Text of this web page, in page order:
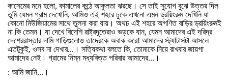
কাসেমের মনে হলো, কামালের কন্ঠে আকুলতা ঝরছে। সে তাই সুযোগ বুঝে উত্তর দিল
তুমি যেমন গ্রাম দেখোনি, আমিও এই শহরে ঢুকে এখনো এমন ড্রয়িংরুম দেখিনি যা
কোনো মিউজিয়ামের সাথে তুলনা করা যায়। অথচ এই শহরে অগণিত বাড়ির ড্রয়িংরুমই
না কি তেমন। যা দেখে বিদেশি রাষ্ট্রদূতেরাও ভড়কে যান, যেমন আমাদের এই দরিদ্র
দেশেররাস্তার দামি গাড়িগুলোও তাদেরকে অবাক করে! আমাদের স্ট্যাটাসটা আসলে
এতটুকুই, ওসব না দেখার... । সত্যিকথা বলতে কি, তোমাকে নিয়ে রাখবার জায়গা
আমাদের নেই। গ্রামের নিম্ন মধ্যবিত্ত পরিবার আমাদের... ।
: আমি জানি... ।